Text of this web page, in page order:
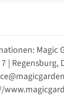
Magic
| Regensburg,